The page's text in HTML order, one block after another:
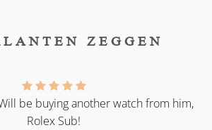
ZEGGEN
be buying another watch from him,
Rolex Sub!